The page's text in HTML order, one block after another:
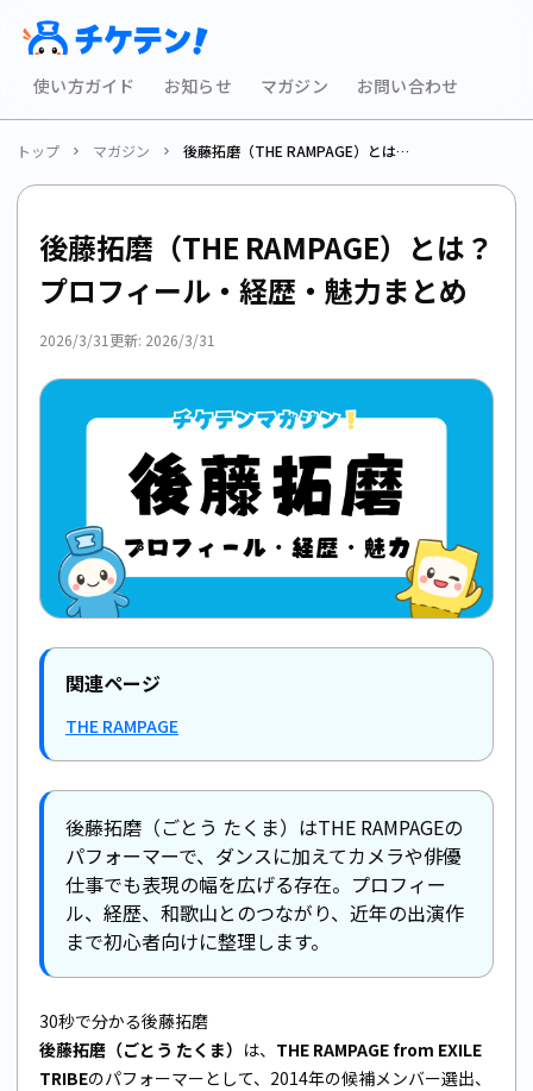
使い方ガイド お知らせ マガジン お問い合わせ
トップ マガジン 後藤拓磨（THE RAMPAGE）とは？プロフィール・経歴・魅力まとめ
後藤拓磨（THE RAMPAGE）とは？
プロフィール・経歴・魅力まとめ
2026/3/31 更新: 2026/3/31
関連ページ
THE RAMPAGE
後藤拓磨（ごとう たくま）はTHE RAMPAGEの
パフォーマーで、ダンスに加えてカメラや俳優
仕事でも表現の幅を広げる存在。プロフィー
ル、経歴、和歌山とのつながり、近年の出演作
まで初心者向けに整理します。
30秒で分かる後藤拓磨
後藤拓磨（ごとう たくま） は、 THE RAMPAGE from EXILE
TRIBEのパフォーマーとして、2014年の候補メンバー選出、